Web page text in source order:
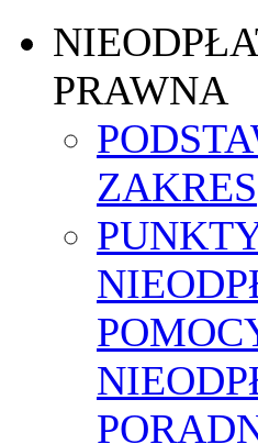
PRAWNA
ZAKRES